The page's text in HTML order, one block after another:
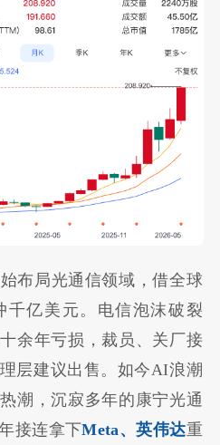
始布局光通信领域，借全球
千亿美元。电信泡沫破裂
余年亏损，裁员、关厂接
层建议出售。如今AI浪潮
潮，沉寂多年的康宁光通
接连拿下Meta、英伟达重